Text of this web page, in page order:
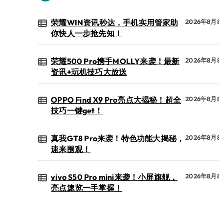
荣耀WIN资讯秒达，手机实用管家助
你快人一步抢先知！
2026年8月
荣耀500 Pro携手MOLLY来袭！最新
资讯+玩机技巧大放送
2026年8月
OPPO Find X9 Pro亮点大揭秘！超全
技巧一键get！
2026年8月
真我GT8 Pro来袭！特色功能大揭秘，
速来围观！
2026年8月
vivo S50 Pro mini来袭！小屏旗舰，
亮点速览一手掌握！
2026年8月